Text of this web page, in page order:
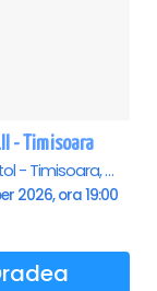
- Timisoara
Sala Capitol - Timisoara, Timisoara
2026, ora 19:00